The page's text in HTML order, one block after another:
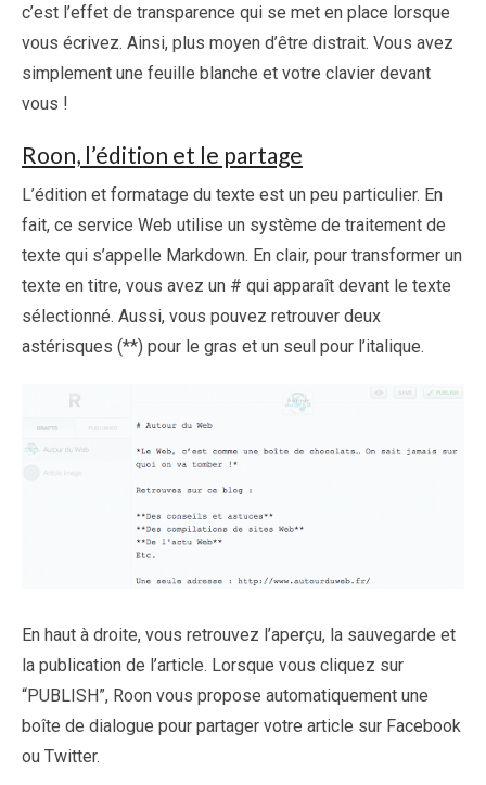
c’est l’effet de transparence qui se met en place lorsque
vous écrivez. Ainsi, plus moyen d’être distrait. Vous avez
simplement une feuille blanche et votre clavier devant
vous !
Roon, l’édition et le partage
L’édition et formatage du texte est un peu particulier. En
fait, ce service Web utilise un système de traitement de
texte qui s’appelle Markdown. En clair, pour transformer un
texte en titre, vous avez un # qui apparaît devant le texte
sélectionné. Aussi, vous pouvez retrouver deux
astérisques (**) pour le gras et un seul pour l’italique.
En haut à droite, vous retrouvez l’aperçu, la sauvegarde et
la publication de l’article. Lorsque vous cliquez sur
“PUBLISH”, Roon vous propose automatiquement une
boîte de dialogue pour partager votre article sur Facebook
ou Twitter.